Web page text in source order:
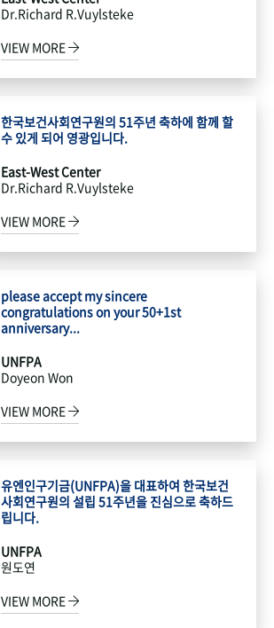
Dr.Richard R.Vuylsteke
VIEW MORE
한국보건사회연구원의 51주년 축하에 함께 할
수 있게 되어 영광입니다.
East-West Center
Dr.Richard R.Vuylsteke
VIEW MORE
please accept my sincere
congratulations on your 50+1st
anniversary...
UNFPA
Doyeon Won
VIEW MORE
유엔인구기금(UNFPA)을 대표하여 한국보건
사회연구원의 설립 51주년을 진심으로 축하드
립니다.
UNFPA
원도연
VIEW MORE